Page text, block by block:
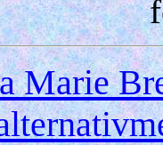
Marie